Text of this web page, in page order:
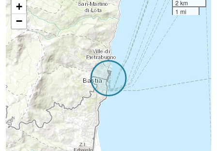
+
−
2 km
1 mi